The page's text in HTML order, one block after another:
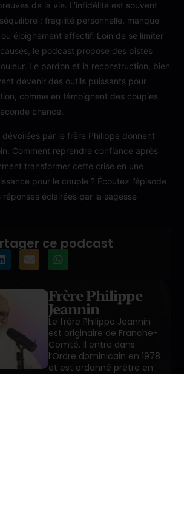
de la vie. L’infidélité est souvent
: fragilité personnelle, manque
éloignement affectif. Loin de se limiter
le podcast propose des pistes
Le pardon et la reconstruction, bien
devenir des outils puissants pour
comme en témoignent des couples
chance.
dévoilées par le frère Philippe donnent
Comment reprendre confiance après
transformer cette crise en une
pour le couple ? Écoutez l’épisode
éclairées par la sagesse
ce podcast
Frère Philippe
Jeannin
Le frère Philippe Jeannin
est originaire de Franche-
Comté. Il entre dans
l’Ordre dominicain en 1978
et est ordonné prêtre en